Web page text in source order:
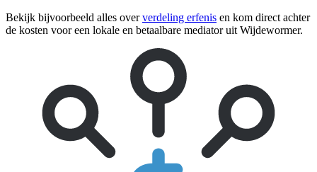
Bekijk bijvoorbeeld alles oververdeling erfenis en kom direct achter
de kosten voor een lokale en betaalbare mediator uit Wijdewormer.